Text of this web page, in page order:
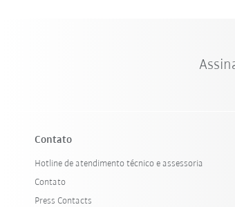
Contato
Hotline de atendimento técnico e assessoria
Contato
Press Contacts